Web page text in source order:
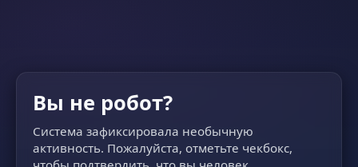
Вы не робот?
Система зафиксировала необычную
активность. Пожалуйста, отметьте чекбокс,